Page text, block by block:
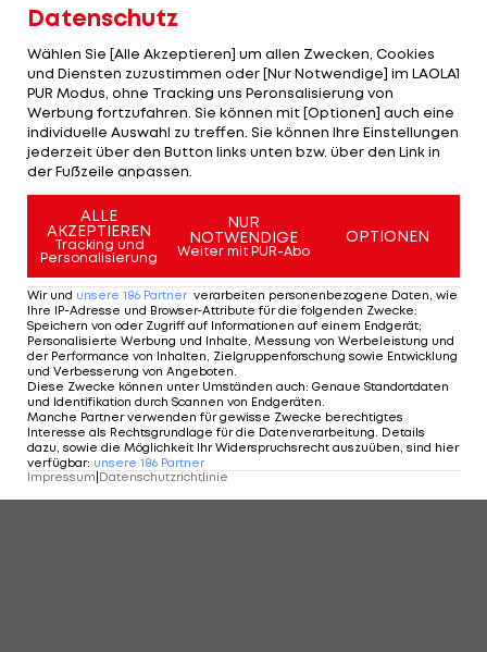
Datenschutz
Wählen Sie [Alle Akzeptieren] um allen Zwecken, Cookies
und Diensten zuzustimmen oder [Nur Notwendige] im LAOLA1
PUR Modus, ohne Tracking uns Peronsalisierung von
Werbung fortzufahren. Sie können mit [Optionen] auch eine
individuelle Auswahl zu treffen. Sie können Ihre Einstellungen
jederzeit über den Button links unten bzw. über den Link in
der Fußzeile anpassen.
ALLE
AKZEPTIEREN
Tracking und
Personalisierung
NUR
NOTWENDIGE
Weiter mit PUR-Abo
OPTIONEN
Wir und unsere 186 Partner verarbeiten personenbezogene Daten, wie
Ihre IP-Adresse und Browser-Attribute für die folgenden Zwecke:
Speichern von oder Zugriff auf Informationen auf einem Endgerät;
Personalisierte Werbung und Inhalte, Messung von Werbeleistung und
der Performance von Inhalten, Zielgruppenforschung sowie Entwicklung
und Verbesserung von Angeboten.
Diese Zwecke können unter Umständen auch: Genaue Standortdaten
und Identifikation durch Scannen von Endgeräten.
Manche Partner verwenden für gewisse Zwecke berechtigtes
Interesse als Rechtsgrundlage für die Datenverarbeitung. Details
dazu, sowie die Möglichkeit Ihr Widerspruchsrecht auszuüben, sind hier
verfügbar: unsere 186 Partner
Impressum Datenschutzrichtlinie